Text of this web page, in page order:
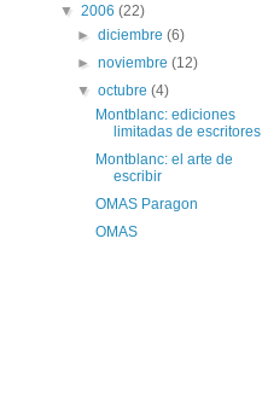
▼ 2006 (22)
►diciembre(6)
►noviembre(12)
▼octubre(4)
Montblanc: ediciones
limitadas de escritores
Montblanc: el arte de
escribir
OMAS Paragon
OMAS